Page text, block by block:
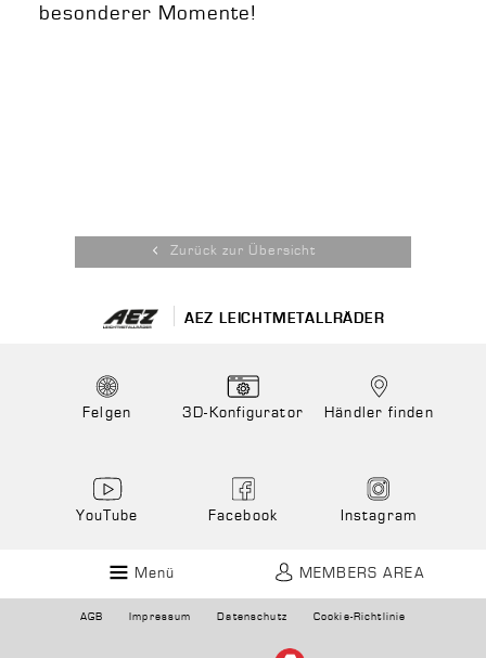
besonderer Momente!
Zurück zur Übersicht
AEZ LEICHTMETALLRÄDER
Felgen 3D-Konfigurator Händler finden
YouTube Facebook Instagram
Menü MEMBERS AREA
AGB Impressum Datenschutz Cookie-Richtlinie